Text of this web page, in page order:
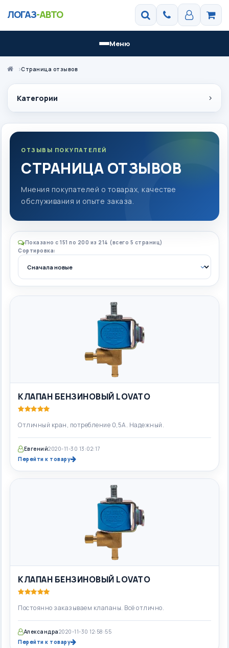
ЛОГАЗ-АВТО
Меню
Страница отзывов
Категории
ОТЗЫВЫ ПОКУПАТЕЛЕЙ
СТРАНИЦА ОТЗЫВОВ
Мнения покупателей о товарах, качестве
обслуживания и опыте заказа.
Показано с 151 по 200 из 214 (всего 5 страниц)
Сортировка:
КЛАПАН БЕНЗИНОВЫЙ LOVATO
Отличный кран, потребление 0,5А. Надежный.
Евгений2020-11-30 13:02:17
Перейти к товару
КЛАПАН БЕНЗИНОВЫЙ LOVATO
Постоянно заказываем клапаны. Всё отлично.
Александра2020-11-30 12:58:55
Перейти к товару